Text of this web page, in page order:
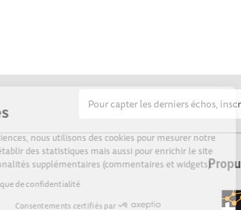
Sur Echosciences, nous utilisons des cookies pour
audience, établir des statistiques mais aussi pour
de fonctionnalités supplémentaires (commentaires
Lire la politique de confidentialité
Consentements certifiés par